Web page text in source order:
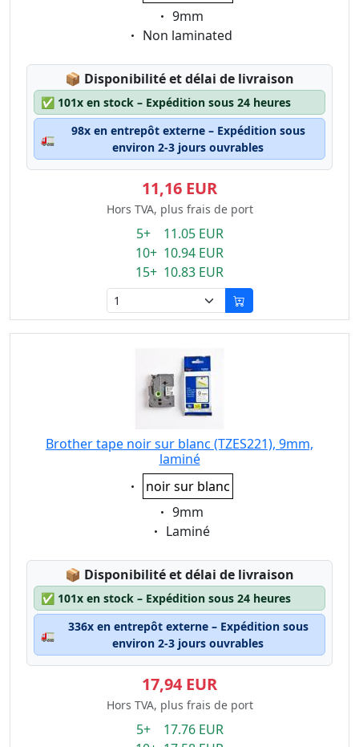
Eigenschaft:
9mm
Eigenschaft:
Non laminated
📦 Lagerstatus:
Disponibilité et délai de livraison
✅ 101x en stock – Expédition sous 24 heures
🚛
98x en entrepôt externe – Expédition sous
environ 2-3 jours ouvrables
11,16 EUR
Hors TVA, plus frais de port
5+ 11.05 EUR
10+ 10.94 EUR
15+ 10.83 EUR
Brother tape noir sur blanc (TZES221), 9mm,
laminé
Eigenschaft:
noir sur blanc
Eigenschaft:
9mm
Eigenschaft:
Laminé
📦 Lagerstatus:
Disponibilité et délai de livraison
✅ 101x en stock – Expédition sous 24 heures
🚛
336x en entrepôt externe – Expédition sous
environ 2-3 jours ouvrables
17,94 EUR
Hors TVA, plus frais de port
5+ 17.76 EUR